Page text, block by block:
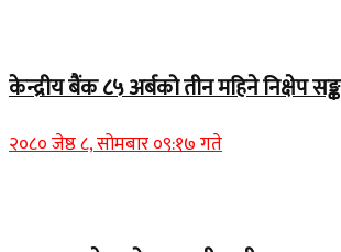
केन्द्रीय बैंक ८५ अर्बको तीन महिने निक्षेप
२०८० जेष्ठ ८, सोमबार ०९:१७ गते